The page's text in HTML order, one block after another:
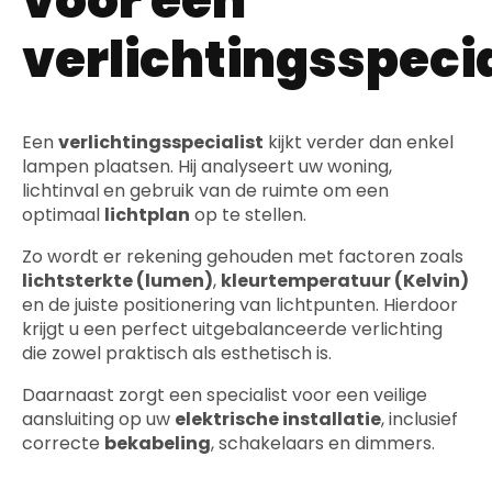
Eenverlichtingsspecialist kijkt verder dan enkel
lampen plaatsen. Hij analyseert uw woning,
lichtinval en gebruik van de ruimte om een
optimaal lichtplan op te stellen.
Zo wordt er rekening gehouden met factoren zoals
lichtsterkte (lumen), kleurtemperatuur (Kelvin)
en de juiste positionering van lichtpunten. Hierdoor
krijgt u een perfect uitgebalanceerde verlichting
die zowel praktisch als esthetisch is.
Daarnaast zorgt een specialist voor een veilige
aansluiting op uw elektrische installatie, inclusief
correcte bekabeling, schakelaars en dimmers.